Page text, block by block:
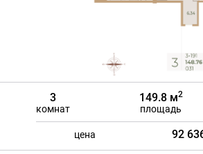
3
комнат
149.8 м2
площадь
цена 92